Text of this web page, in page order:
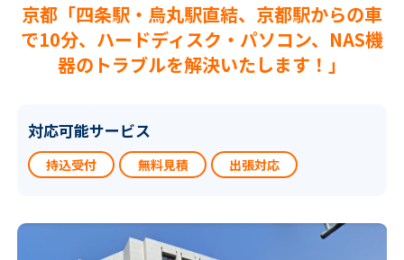
京都「四条駅・烏丸駅直結、京都駅からの車
で10分、ハードディスク・パソコン、NAS機
器のトラブルを解決いたします！」
対応可能サービス
持込受付 無料見積 出張対応